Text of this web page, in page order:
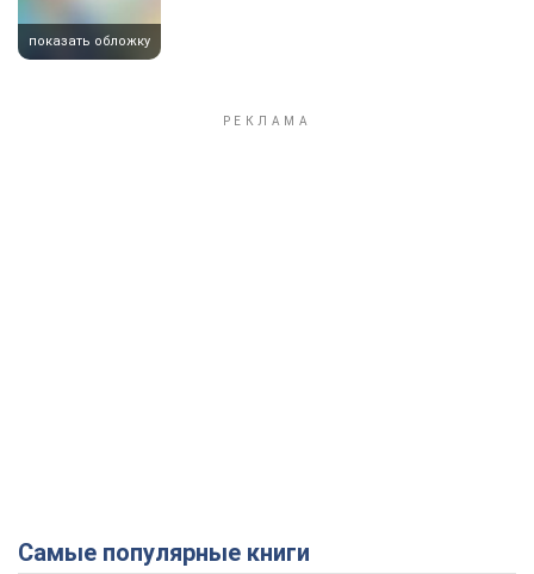
показать обложку
Самые популярные книги